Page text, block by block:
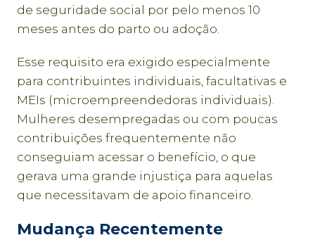
de seguridade social por pelo menos 10
meses antes do parto ou adoção.
Esse requisito era exigido especialmente
para contribuintes individuais, facultativas e
MEIs (microempreendedoras individuais).
Mulheres desempregadas ou com poucas
contribuições frequentemente não
conseguiam acessar o benefício, o que
gerava uma grande injustiça para aquelas
que necessitavam de apoio financeiro.
Mudança Recentemente